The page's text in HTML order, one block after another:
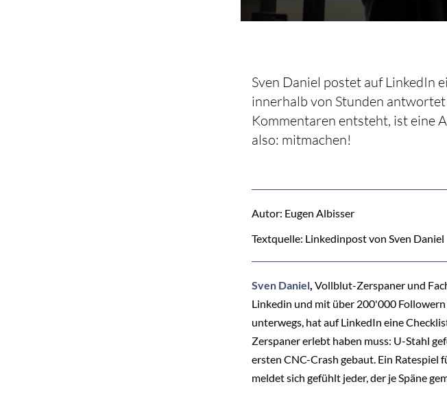
Sven Daniel postet auf LinkedIn
innerhalb von Stunden
Kommentaren entsteht, ist eine
also: mitmachen!
Autor: Eugen Albisser
Textquelle: Linkedinpost von Sven Daniel
Sven Daniel, Vollblut-Zerspaner und
Linkedin und mit über 200'000
unterwegs, hat auf LinkedIn eine
Zerspaner erlebt haben muss: U-Stahl
ersten CNC-Crash gebaut. Ein Ratespiel
meldet sich gefühlt jeder, der je Späne